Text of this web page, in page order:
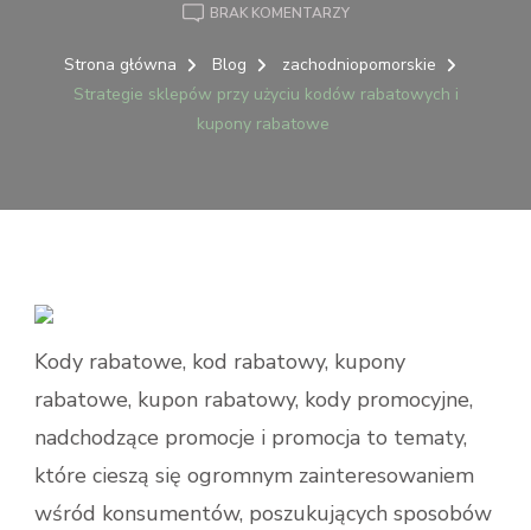
BRAK KOMENTARZYDO
SKLEPÓW
PRZY
KUPONY
Strona główna Blog
zachodniopomorskie
Strategie sklepów przy użyciu kodów rabatowych i
kupony rabatowe
Kody rabatowe, kod rabatowy, kupony
rabatowe, kupon rabatowy, kody promocyjne,
nadchodzące promocje i promocja to tematy,
które cieszą się ogromnym zainteresowaniem
wśród konsumentów, poszukujących sposobów